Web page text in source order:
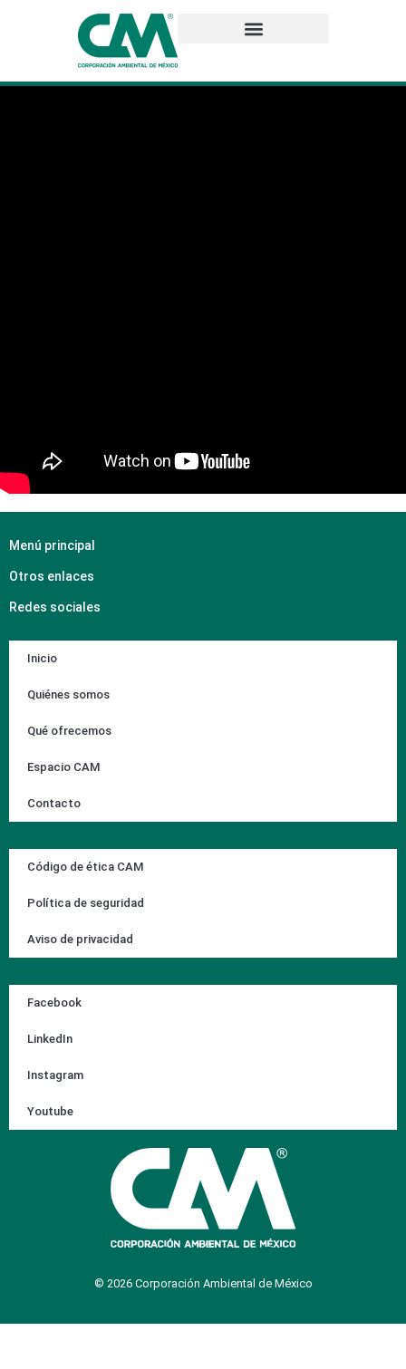
Menú principal
Otros enlaces
Redes sociales
Inicio
Quiénes somos
Qué ofrecemos
Espacio CAM
Contacto
Código de ética CAM
Política de seguridad
Aviso de privacidad
Facebook
LinkedIn
Instagram
Youtube
© 2026 Corporación Ambiental de México